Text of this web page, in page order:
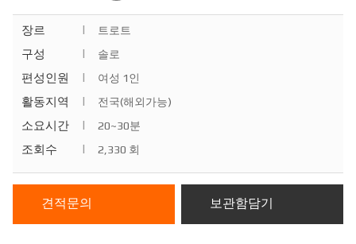
장르 | 트로트
구성 | 솔로
편성인원 | 여성 1인
활동지역 | 전국(해외가능)
소요시간 | 20~30분
조회수 | 2,330 회
견적문의 보관함담기